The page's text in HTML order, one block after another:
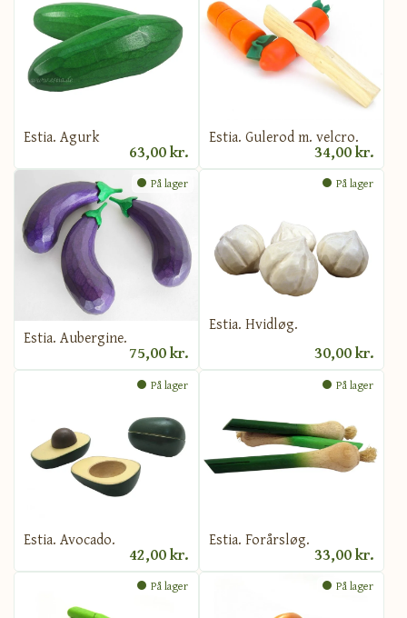
Estia. Agurk
63,00 kr.
Estia. Gulerod m. velcro.
34,00 kr.
På lager
Estia. Aubergine.
75,00 kr.
På lager
Estia. Hvidløg.
30,00 kr.
På lager
Estia. Avocado.
42,00 kr.
På lager
Estia. Forårsløg.
33,00 kr.
På lager På lager